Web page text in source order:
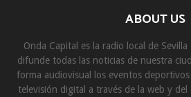
ABOUT US
Onda Capital es la radio local de
difunde todas las noticias de nuestra
forma audiovisual los eventos
televisión digital a través de la web y del